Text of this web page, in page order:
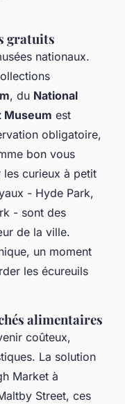
gratuits
nationaux.
, du National
Museum est
obligatoire,
bon vous
les curieux à petit
- Hyde Park,
- sont des
de la ville.
un moment
les écureuils
alimentaires
coûteux,
La solution
Market à
Street, ces